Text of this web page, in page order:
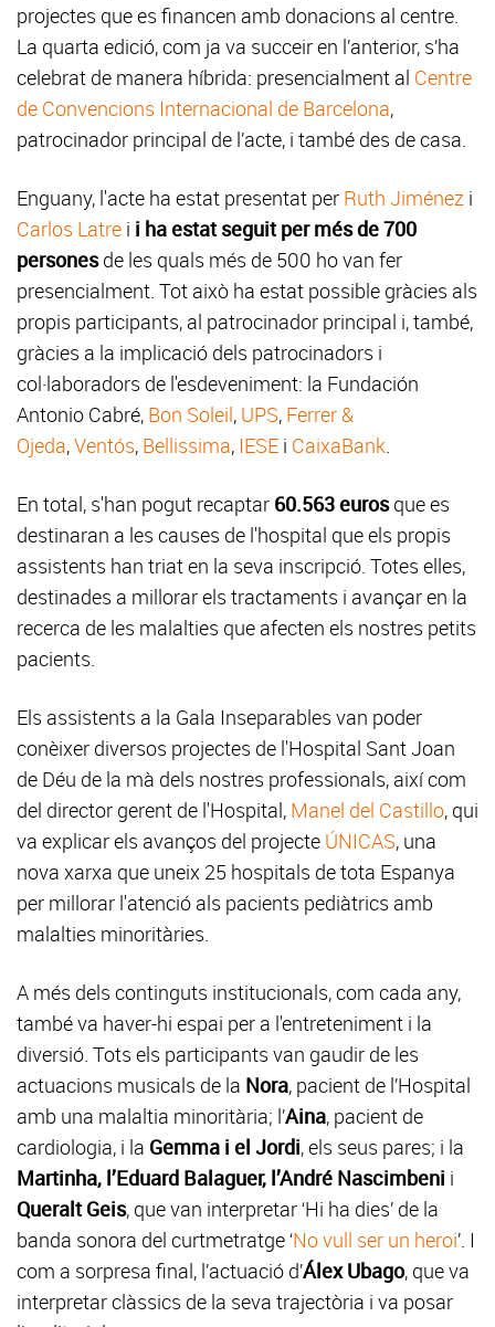
projectes que es financen amb donacions al centre.
La quarta edició, com ja va succeir en l’anterior, s’ha
celebrat de manera híbrida: presencialment al Centre
de Convencions Internacional de Barcelona,
patrocinador principal de l’acte, i també des de casa.
Enguany, l'acte ha estat presentat per Ruth Jiménez i
Carlos Latre i i ha estat seguit per més de 700
personesde les quals més de 500 ho van fer
presencialment. Tot això ha estat possible gràcies als
propis participants, al patrocinador principal i, també,
gràcies a la implicació dels patrocinadors i
col·laboradors de l'esdeveniment: la Fundación
Antonio Cabré, Bon Soleil, UPS, Ferrer &
Ojeda,Ventós, Bellissima, IESE i CaixaBank.
En total, s'han pogut recaptar 60.563 eurosque es
destinaran a les causes de l'hospital que els propis
assistents han triat en la seva inscripció. Totes elles,
destinades a millorar els tractaments i avançar en la
recerca de les malalties que afecten els nostres petits
pacients.
Els assistents a la Gala Inseparables van poder
conèixer diversos projectes de l'Hospital Sant Joan
de Déu de la mà dels nostres professionals, així com
del director gerent de l'Hospital, Manel del Castillo, qui
va explicar els avanços del projecte ÚNICAS, una
nova xarxa que uneix 25 hospitals de tota Espanya
per millorar l'atenció als pacients pediàtrics amb
malalties minoritàries.
A més dels continguts institucionals, com cada any,
també va haver-hi espai per a l'entreteniment i la
diversió. Tots els participants van gaudir de les
actuacions musicals de la Nora, pacient de l’Hospital
amb una malaltia minoritària; l’Aina, pacient de
cardiologia, i la Gemma i el Jordi, els seus pares; i la
Martinha, l’Eduard Balaguer, l’André Nascimbeni i
Queralt Geis, que van interpretar ‘Hi ha dies’ de la
banda sonora del curtmetratge ‘No vull ser un heroi’. I
com a sorpresa final, l’actuació d’Álex Ubago, que va
interpretar clàssics de la seva trajectòria i va posar